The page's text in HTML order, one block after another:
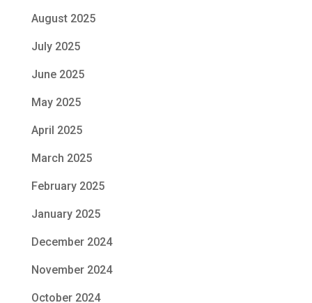
August 2025
July 2025
June 2025
May 2025
April 2025
March 2025
February 2025
January 2025
December 2024
November 2024
October 2024